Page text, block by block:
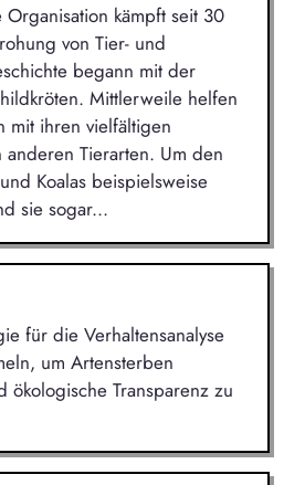
kämpft seit 30
von Tier- und
begann mit der
Mittlerweile helfen
mit ihren vielfältigen
Tierarten. Um den
Koalas beispielsweise
sie sogar...
für die Verhaltensanalyse
um Artensterben
ökologische Transparenz zu